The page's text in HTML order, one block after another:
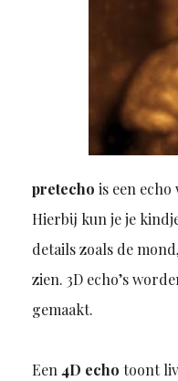
pretecho is een
Hierbij kun je je
details zoals de
zien. 3D echo’s
gemaakt.
Een4D echo toont